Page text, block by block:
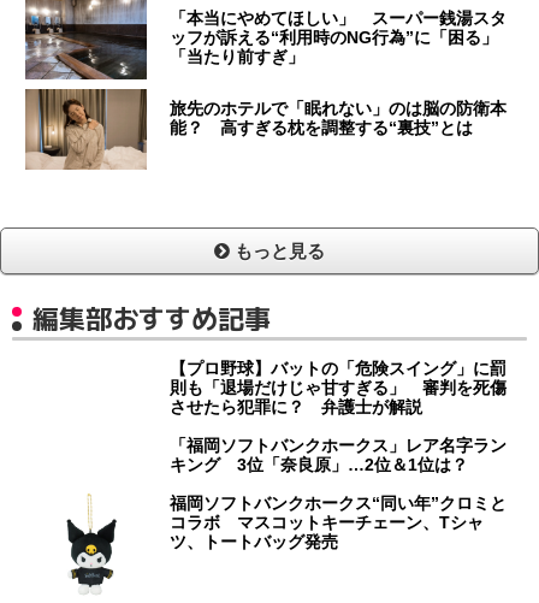
「本当にやめてほしい」 スーパー銭湯スタ
ッフが訴える“利用時のNG行為”に「困る」
「当たり前すぎ」
旅先のホテルで「眠れない」のは脳の防衛本
能？ 高すぎる枕を調整する“裏技”とは
もっと見る
編集部おすすめ記事
【プロ野球】バットの「危険スイング」に罰
則も「退場だけじゃ甘すぎる」 審判を死傷
させたら犯罪に？ 弁護士が解説
「福岡ソフトバンクホークス」レア名字ラン
キング 3位「奈良原」…2位＆1位は？
福岡ソフトバンクホークス“同い年”クロミと
コラボ マスコットキーチェーン、Tシャ
ツ、トートバッグ発売